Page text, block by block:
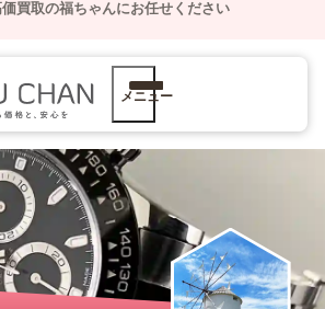
買取の福ちゃんにお任せください
メニュー